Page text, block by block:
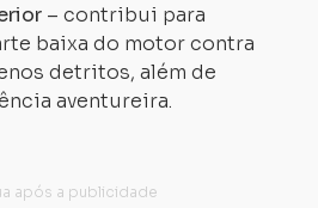
– contribui para
baixa do motor contra
detritos, além de
aventureira.